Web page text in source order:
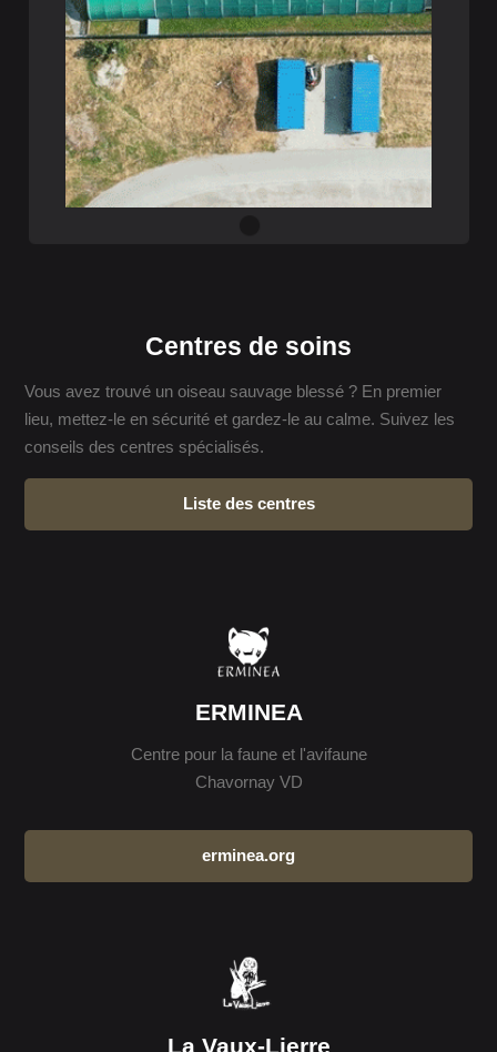
Centres de soins
Vous avez trouvé un oiseau sauvage blessé ? En premier
lieu, mettez-le en sécurité et gardez-le au calme. Suivez les
conseils des centres spécialisés.
Liste des centres
ERMINEA
Centre pour la faune et l'avifaune
Chavornay VD
erminea.org
La Vaux-Lierre